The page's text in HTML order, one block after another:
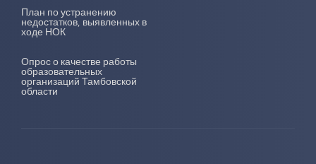
План по устранению
недостатков, выявленных в
ходе НОК
Опрос о качестве работы
образовательных
организаций Тамбовской
области